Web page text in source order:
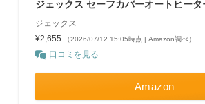
ジェックス セーフカバーオートヒー
ジェックス
¥2,655
（2026/07/12 15:05時点 | Amazon調べ）
口コミを見る
Amazon